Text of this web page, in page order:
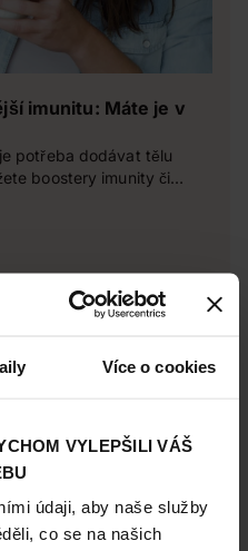
Více o cookies
VYLEPŠILI VÁŠ
údaji, aby naše služby
co se na našich
imunitu: Máte je v
potřeba dodávat tělu
boostery imunity či
co vás udrží v kondici a
ledničce!